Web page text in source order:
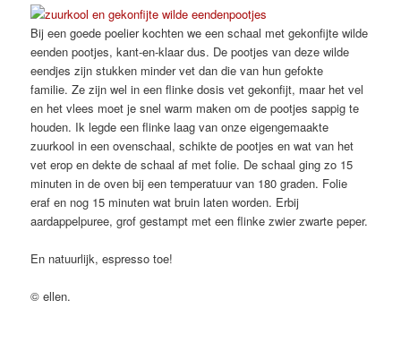
Bij een goede poelier kochten we een schaal met gekonfijte wilde
eenden pootjes, kant-en-klaar dus. De pootjes van deze wilde
eendjes zijn stukken minder vet dan die van hun gefokte
familie. Ze zijn wel in een flinke dosis vet gekonfijt, maar het vel
en het vlees moet je snel warm maken om de pootjes sappig te
houden. Ik legde een flinke laag van onze eigengemaakte
zuurkool in een ovenschaal, schikte de pootjes en wat van het
vet erop en dekte de schaal af met folie. De schaal ging zo 15
minuten in de oven bij een temperatuur van 180 graden. Folie
eraf en nog 15 minuten wat bruin laten worden. Erbij
aardappelpuree, grof gestampt met een flinke zwier zwarte peper.
En natuurlijk, espresso toe!
© ellen.